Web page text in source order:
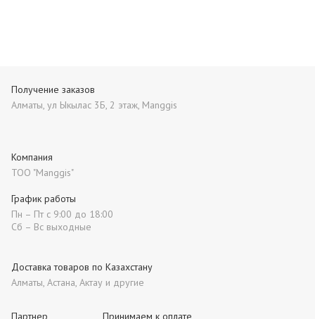
Партнер Принимаем к оплате
Получение заказов
Алматы, ул Ыкылас 3Б, 2 этаж, Manggis
Компания
ТОО "Manggis"
Доставка товаров по Казахстану
Алматы, Астана, Актау и другие
График работы
Пн – Пт с 9:00 до 18:00
Сб – Вс выходные